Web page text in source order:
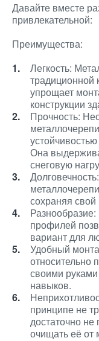
Давайте вместе
привлекательной:
Преимущества:
Легкость:
традиционной
упрощает
конструкции
Прочность:
Она
снеговую
сохраняя
профилей
вариант для
Удобный
относительно
своими
навыков.
принципе не
достаточно не
очищать её от